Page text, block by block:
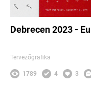
Debrecen 2023 -
Tervezőgrafika
1789 4 3